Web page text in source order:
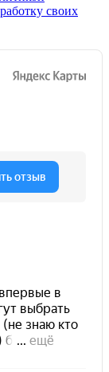
своих